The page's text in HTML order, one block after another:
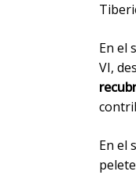
En el
VI,
En el